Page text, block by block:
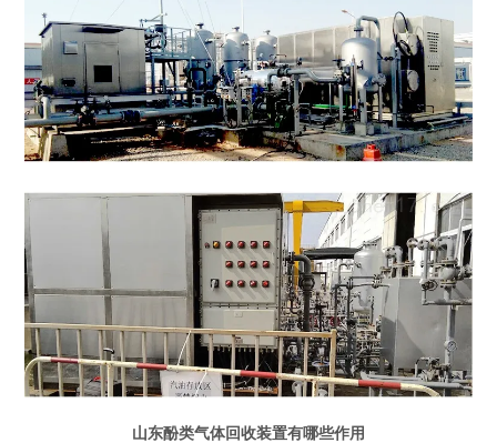
山东酚类气体回收装置有哪些作用